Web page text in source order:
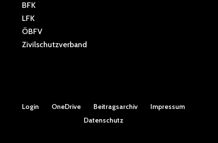
BFK
LFK
ÖBFV
Zivilschutzverband
Login OneDrive Beitragsarchiv
Impressum
Datenschutz